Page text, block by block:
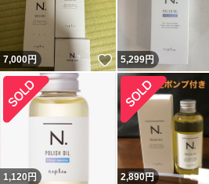
7,000円 いいね！
5,299円
1,120 円 2,890円